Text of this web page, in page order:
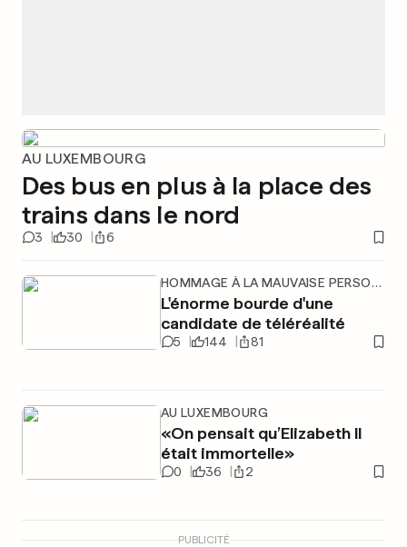
AU LUXEMBOURG
Des bus en plus à la place des
trains dans le nord
3 30 6
HOMMAGE À LA MAUVAISE PERSONNE
L'énorme bourde d'une
candidate de téléréalité
5 144 81
AU LUXEMBOURG
«On pensait qu’Elizabeth II
était immortelle»
0 36 2
PUBLICITÉ